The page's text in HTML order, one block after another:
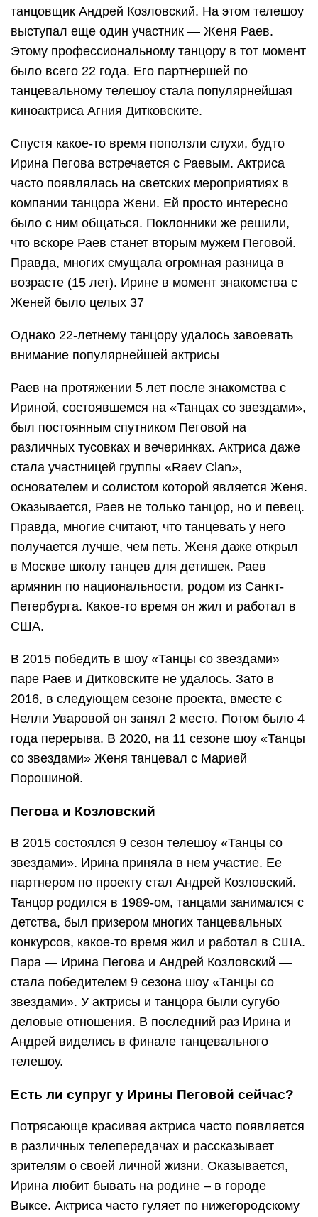
танцовщик Андрей Козловский. На этом телешоу
выступал еще один участник — Женя Раев.
Этому профессиональному танцору в тот момент
было всего 22 года. Его партнершей по
танцевальному телешоу стала популярнейшая
киноактриса Агния Дитковските.
Спустя какое-то время поползли слухи, будто
Ирина Пегова встречается с Раевым. Актриса
часто появлялась на светских мероприятиях в
компании танцора Жени. Ей просто интересно
было с ним общаться. Поклонники же решили,
что вскоре Раев станет вторым мужем Пеговой.
Правда, многих смущала огромная разница в
возрасте (15 лет). Ирине в момент знакомства с
Женей было целых 37
Однако 22-летнему танцору удалось завоевать
внимание популярнейшей актрисы
Раев на протяжении 5 лет после знакомства с
Ириной, состоявшемся на «Танцах со звездами»,
был постоянным спутником Пеговой на
различных тусовках и вечеринках. Актриса даже
стала участницей группы «Raev Clan»,
основателем и солистом которой является Женя.
Оказывается, Раев не только танцор, но и певец.
Правда, многие считают, что танцевать у него
получается лучше, чем петь. Женя даже открыл
в Москве школу танцев для детишек. Раев
армянин по национальности, родом из Санкт-
Петербурга. Какое-то время он жил и работал в
США.
В 2015 победить в шоу «Танцы со звездами»
паре Раев и Дитковските не удалось. Зато в
2016, в следующем сезоне проекта, вместе с
Нелли Уваровой он занял 2 место. Потом было 4
года перерыва. В 2020, на 11 сезоне шоу «Танцы
со звездами» Женя танцевал с Марией
Порошиной.
Пегова и Козловский
В 2015 состоялся 9 сезон телешоу «Танцы со
звездами». Ирина приняла в нем участие. Ее
партнером по проекту стал Андрей Козловский.
Танцор родился в 1989-ом, танцами занимался с
детства, был призером многих танцевальных
конкурсов, какое-то время жил и работал в США.
Пара — Ирина Пегова и Андрей Козловский —
стала победителем 9 сезона шоу «Танцы со
звездами». У актрисы и танцора были сугубо
деловые отношения. В последний раз Ирина и
Андрей виделись в финале танцевального
телешоу.
Есть ли супруг у Ирины Пеговой сейчас?
Потрясающе красивая актриса часто появляется
в различных телепередачах и рассказывает
зрителям о своей личной жизни. Оказывается,
Ирина любит бывать на родине – в городе
Выксе. Актриса часто гуляет по нижегородскому